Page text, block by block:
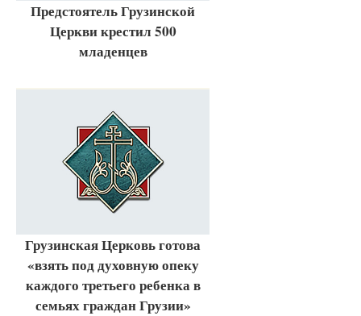
Предстоятель Грузинской
Церкви крестил 500
младенцев
Грузинская Церковь готова
«взять под духовную опеку
каждого третьего ребенка в
семьях граждан Грузии»